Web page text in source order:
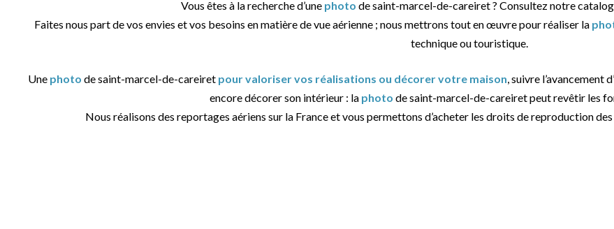
Vous êtes à la recherche d’une photo de saint-marcel-de-careiret ? Consultez notre
Faites nous part de vos envies et vos besoins en matière de vue aérienne ; nous mettrons tout en œuvre pour réaliser la
technique ou touristique.
Une photo de saint-marcel-de-careiret pour valoriser vos réalisations ou décorer votre maison, suivre l’avancement
encore décorer son intérieur : la photo de saint-marcel-de-careiret peut revêtir les
Nous réalisons des reportages aériens sur la France et vous permettons d’acheter les droits de reproduction des